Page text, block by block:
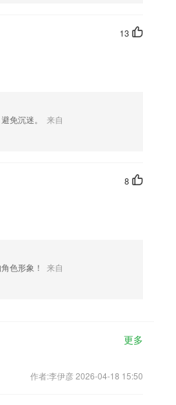
13
免沉迷。
来自
8
色形象！
来自
更多
作者:李伊彦 2026-04-18 15:50